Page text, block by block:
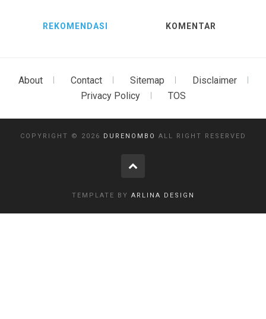
REKOMENDASI KOMENTAR
About Contact Sitemap
Disclaimer
Privacy Policy
TOS
COPYRIGHT © 2026 DURENOMBO ALL RIGHT RESERVED
TEMPLATE BY ARLINA DESIGN